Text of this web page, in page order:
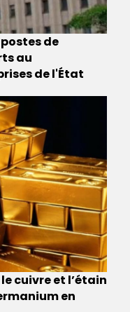
postes de
au
de l'État
cuivre et l’étain
en